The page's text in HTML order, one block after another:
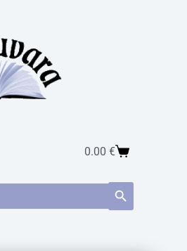
0.00€
Search Button